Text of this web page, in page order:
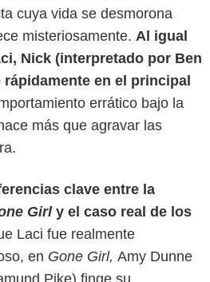
cuya vida se desmorona
misteriosamente. Al igual
Nick (interpretado por Ben
en el principal
errático bajo la
más que agravar las
clave entre la
Girly el caso real de los
Laci fue realmente
en Gone Girl, Amy Dunne
Pike) finge su